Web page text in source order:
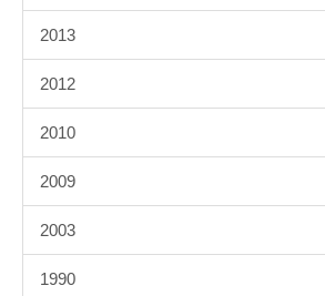
2013
2012
2010
2009
2003
1990